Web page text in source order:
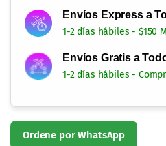
Envíos Express a
1-2 días hábiles - $150
Envíos Gratis a
1-2 días hábiles -
Ordene por WhatsApp